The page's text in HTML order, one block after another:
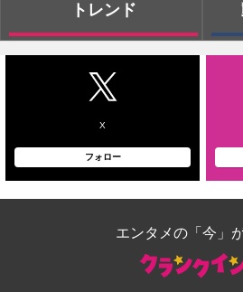
トレンド
X
フォロー
エンタメの「今」